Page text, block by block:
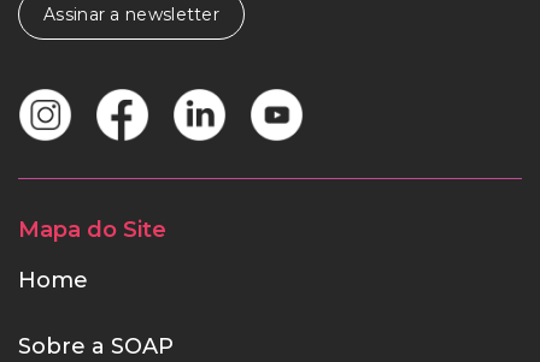
Assinar a newsletter
Mapa do Site
Home
Sobre a SOAP